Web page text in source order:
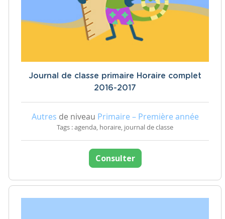
Journal de classe primaire Horaire complet
2016-2017
Autres de niveau Primaire – Première année
Tags : agenda, horaire, journal de classe
Consulter